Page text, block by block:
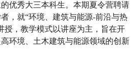
优秀大三本科生。本期夏令营聘请
，就“环境、建筑与能源-前沿与热
授，教学模式以讲座为主，旨在开
环境、土木建筑与能源领域的创新